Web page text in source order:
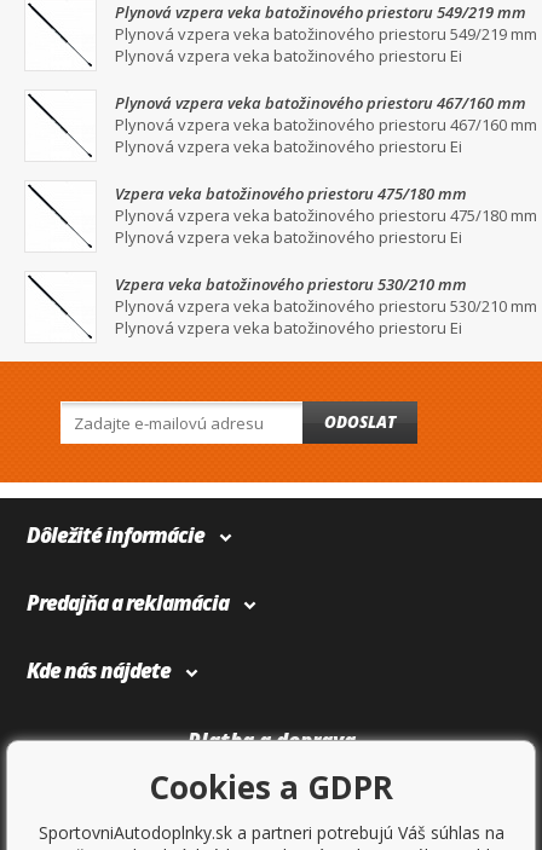
Plynová vzpera veka batožinového priestoru 549/219 mm
Plynová vzpera veka batožinového priestoru 549/219 mm
Plynová vzpera veka batožinového priestoru Ei
Plynová vzpera veka batožinového priestoru 467/160 mm
Plynová vzpera veka batožinového priestoru 467/160 mm
Plynová vzpera veka batožinového priestoru Ei
Vzpera veka batožinového priestoru 475/180 mm
Plynová vzpera veka batožinového priestoru 475/180 mm
Plynová vzpera veka batožinového priestoru Ei
Vzpera veka batožinového priestoru 530/210 mm
Plynová vzpera veka batožinového priestoru 530/210 mm
Plynová vzpera veka batožinového priestoru Ei
ODOSLAT
Dôležité informácie
Predajňa a reklamácia
Kde nás nájdete
Platba a doprava
Cookies a GDPR
SportovniAutodoplnky.sk a partneri potrebujú Váš súhlas na